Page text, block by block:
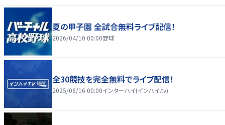
夏の甲子園 全試合無料ライブ配信！
2026/04/10 00:00野球
全30競技を完全無料でライブ配信！
2025/06/16 00:00インターハイ(インハイ.tv)